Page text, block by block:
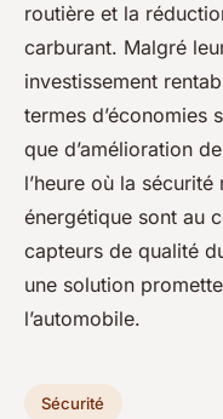
routière et la
carburant. Malgré
investissement
termes d’économies
que d’amélioration
l’heure où la
énergétique sont au
capteurs de qualité
une solution
l’automobile.
Sécurité